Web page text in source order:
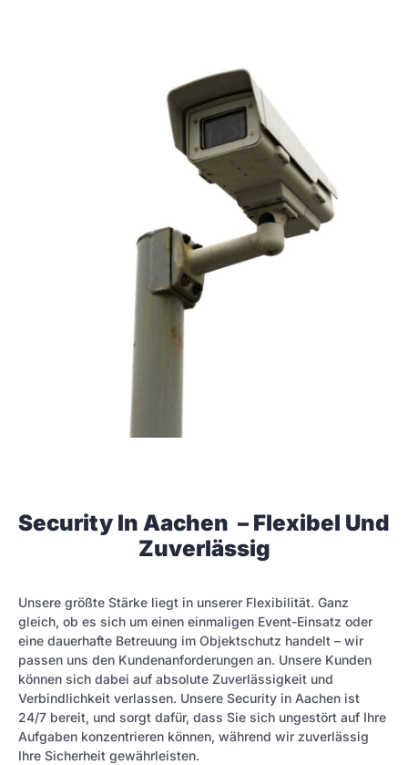
Security In Aachen – Flexibel Und
Zuverlässig
Unsere größte Stärke liegt in unserer Flexibilität. Ganz
gleich, ob es sich um einen einmaligen Event-Einsatz oder
eine dauerhafte Betreuung im Objektschutz handelt – wir
passen uns den Kundenanforderungen an. Unsere Kunden
können sich dabei auf absolute Zuverlässigkeit und
Verbindlichkeit verlassen. Unsere Security in Aachen ist
24/7 bereit, und sorgt dafür, dass Sie sich ungestört auf Ihre
Aufgaben konzentrieren können, während wir zuverlässig
Ihre Sicherheit gewährleisten.